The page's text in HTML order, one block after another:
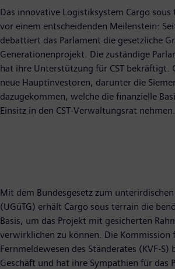
Das innovative Logistiksystem Cargo sous
vor einem entscheidenden Meilenstein:
debattiert das Parlament die gesetzliche
Generationenprojekt. Die zuständige
hat ihre Unterstützung für CST bekräftigt.
neue Hauptinvestoren, darunter die
dazugekommen, welche die finanzielle
Einsitz in den CST-Verwaltungsrat nehmen.
Mit dem Bundesgesetz zum
(UGüTG) erhält Cargo sous terrain die
Basis, um das Projekt mit gesicherten
verwirklichen zu können. Die Kommission
Fernmeldewesen des Ständerates (KVF-S)
Geschäft und hat ihre Sympathien für das